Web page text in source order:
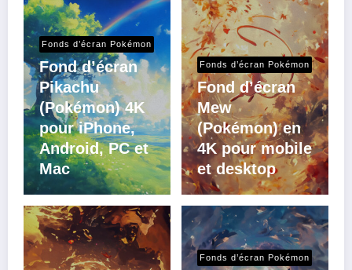
Fonds d’écran Pokémon
Fond d’écran
Pikachu
(Pokémon) 4K
pour iPhone,
Android, PC et
Mac
Fonds d’écran Pokémon
Fond d’écran
Mew
(Pokémon) en
4K pour mobile
et desktop
Fonds d’écran Pokémon